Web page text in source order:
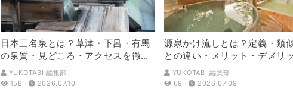
日本三名泉とは？草津・下呂・有馬
の泉質・見どころ・アクセスを徹底
解説
YUKOTABI 編集部
158
2026.07.10
源泉かけ流しとは？定義・類
との違い・メリット・デメリ
解説
YUKOTABI 編集部
69
2026.07.09